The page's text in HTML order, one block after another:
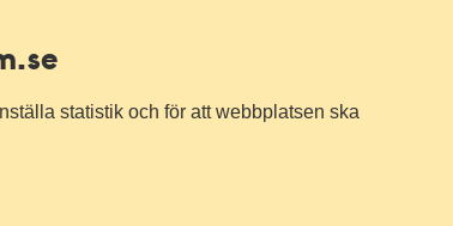
statistik och för att webbplatsen ska